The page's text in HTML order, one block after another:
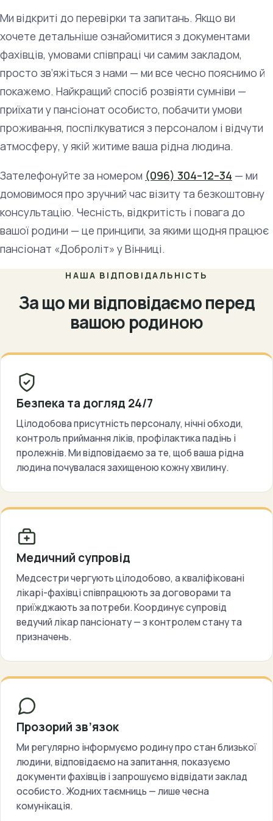
Ми відкриті до перевірки та запитань. Якщо ви
хочете детальніше ознайомитися з документами
фахівців, умовами співпраці чи самим закладом,
просто зв’яжіться з нами — ми все чесно пояснимо й
покажемо. Найкращий спосіб розвіяти сумніви —
приїхати у пансіонат особисто, побачити умови
проживання, поспілкуватися з персоналом і відчути
атмосферу, у якій житиме ваша рідна людина.
Зателефонуйте за номером (096) 304–12–34 — ми
домовимося про зручний час візиту та безкоштовну
консультацію. Чесність, відкритість і повага до
вашої родини — це принципи, за якими щодня працює
пансіонат «Доброліт» у Вінниці.
НАША ВІДПОВІДАЛЬНІСТЬ
За що ми відповідаємо перед
вашою родиною
Безпека та догляд 24/7
Цілодобова присутність персоналу, нічні обходи,
контроль приймання ліків, профілактика падінь і
пролежнів. Ми відповідаємо за те, щоб ваша рідна
людина почувалася захищеною кожну хвилину.
Медичний супровід
Медсестри чергують цілодобово, а кваліфіковані
лікарі-фахівці співпрацюють за договорами та
приїжджають за потреби. Координує супровід
ведучий лікар пансіонату — з контролем стану та
призначень.
Прозорий зв’язок
Ми регулярно інформуємо родину про стан близької
людини, відповідаємо на запитання, показуємо
документи фахівців і запрошуємо відвідати заклад
особисто. Жодних таємниць — лише чесна
комунікація.